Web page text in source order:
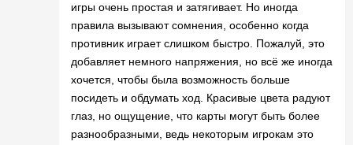
игры очень простая и затягивает. Но иногда
правила вызывают сомнения, особенно когда
противник играет слишком быстро. Пожалуй, это
добавляет немного напряжения, но всё же иногда
хочется, чтобы была возможность больше
посидеть и обдумать ход. Красивые цвета радуют
глаз, но ощущение, что карты могут быть более
разнообразными, ведь некоторым игрокам это